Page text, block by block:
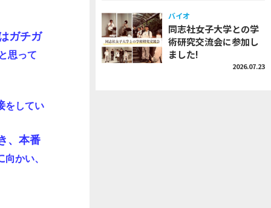
バイオ
同志社女子大学との学
術研究交流会に参加し
ました!
2026.07.23
ガチガ
思って
をしてい
、本番
向かい、